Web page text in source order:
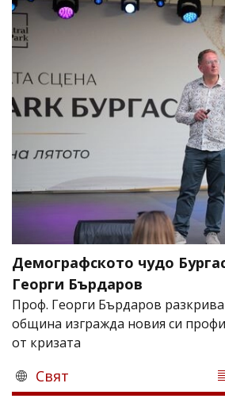
Демографското чудо
Георги Бърдаров
Проф. Георги Бърдаров
община изгражда новия си
от кризата
Свят